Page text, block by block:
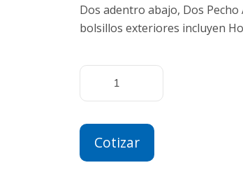
Dos adentro abajo, Dos
bolsillos exteriores incluyen
Cotizar